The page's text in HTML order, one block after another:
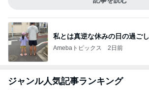
私とは真逆な休みの日の過ご
Amebaトピックス 2日前
ジャンル人気記事ランキング